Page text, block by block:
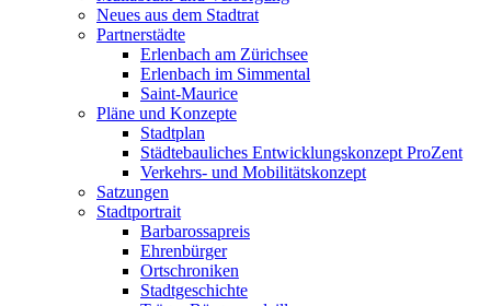
Neues aus dem Stadtrat
Partnerstädte
Erlenbach am Zürichsee
Erlenbach im Simmental
Saint-Maurice
Pläne und Konzepte
Stadtplan
Städtebauliches Entwicklungskonzept ProZent
Verkehrs- und Mobilitätskonzept
Satzungen
Stadtportrait
Barbarossapreis
Ehrenbürger
Ortschroniken
Stadtgeschichte